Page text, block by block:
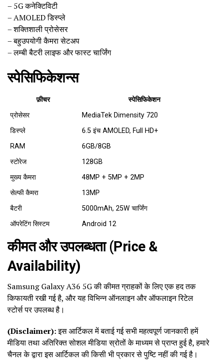
– 5G कनेक्टिविटी
– AMOLED डिस्प्ले
– शक्तिशाली प्रोसेसर
– बहुउपयोगी कैमरा सेटअप
– लम्बी बैटरी लाइफ और फास्ट चार्जिंग
स्पेसिफिकेशन्स
फ़ीचर
स्पेसिफिकेशन
प्रोसेसर
MediaTek Dimensity 720
डिस्प्ले
6.5 इंच AMOLED, Full HD+
RAM
6GB/8GB
स्टोरेज
128GB
मुख्य कैमरा
48MP + 5MP + 2MP
सेल्फी कैमरा
13MP
बैटरी
5000mAh, 25W चार्जिंग
ऑपरेटिंग सिस्टम
Android 12
कीमत और उपलब्धता (Price &
Availability)
Samsung Galaxy A36 5G की कीमत ग्राहकों के लिए एक हद तक
किफायती रखी गई है, और यह विभिन्न ऑनलाइन और ऑफलाइन रिटेल
स्टोर्स पर उपलब्ध है।
(Disclaimer):इस आर्टिकल में बताई गई सभी महत्वपूर्ण जानकारी हमें
मीडिया तथा अतिरिक्त सोशल मीडिया स्रोतों के माध्यम से प्राप्त हुई है, हमारे
चैनल के द्वारा इस आर्टिकल की किसी भी प्रकार से पुष्टि नहीं की गई है।